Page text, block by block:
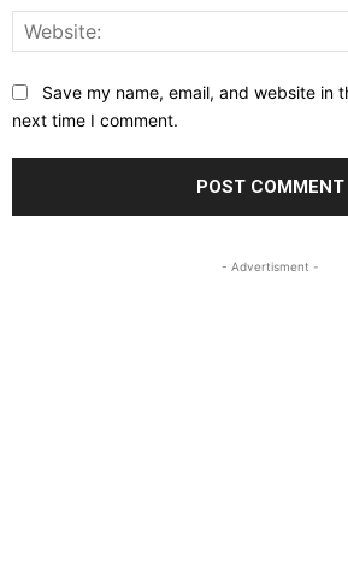
Save my name, email, and website in
next time I comment.
- Advertisment -